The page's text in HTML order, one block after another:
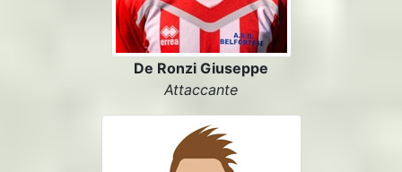
De Ronzi Giuseppe
Attaccante